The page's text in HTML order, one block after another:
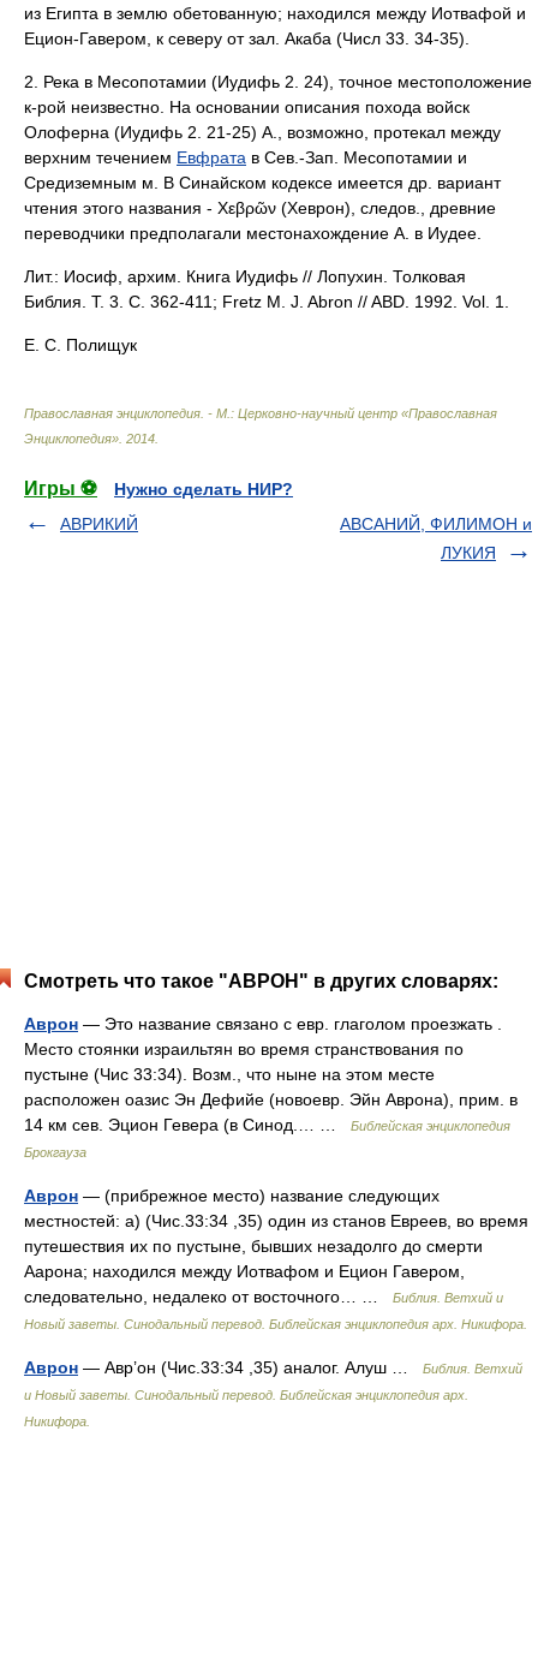
из Египта в землю обетованную; находился между Иотвафой и
Ецион-Гавером, к северу от зал. Акаба (Числ 33. 34-35).
2. Река в Месопотамии (Иудифь 2. 24), точное местоположение
к-рой неизвестно. На основании описания похода войск
Олоферна (Иудифь 2. 21-25) А., возможно, протекал между
верхним течением Евфрата в Сев.-Зап. Месопотамии и
Средиземным м. В Синайском кодексе имеется др. вариант
чтения этого названия - Χεβρῶν (Хеврон), следов., древние
переводчики предполагали местонахождение А. в Иудее.
Лит.: Иосиф, архим. Книга Иудифь // Лопухин. Толковая
Библия. Т. 3. С. 362-411; Fretz M. J. Abron // ABD. 1992. Vol. 1.
Е. С. Полищук
Православная энциклопедия. - М.: Церковно-научный центр «Православная
Энциклопедия» 2014
Игры ⚽
Нужно сделать НИР?
АВРИКИЙ
АВСАНИЙ, ФИЛИМОН и
ЛУКИЯ
Смотреть что такое "АВРОН" в других словарях:
Аврон — Это название связано с евр. глаголом проезжать .
Место стоянки израильтян во время странствования по
пустыне (Чис 33:34). Возм., что ныне на этом месте
расположен оазис Эн Дефийе (новоевр. Эйн Аврона), прим. в
14 км сев. Эцион Гевера (в Синод.… …
Библейская энциклопедия
Брокгауза
Аврон — (прибрежное место) название следующих
местностей: а) (Чис.33:34 ,35) один из станов Евреев, во время
путешествия их по пустыне, бывших незадолго до смерти
Аарона; находился между Иотвафом и Ецион Гавером,
следовательно, недалеко от восточного… …
Библия. Ветхий и
Новый заветы. Синодальный перевод. Библейская энциклопедия арх. Никифора.
Аврон — Авр’он (Чис.33:34 ,35) аналог. Алуш …
Библия. Ветхий
и Новый заветы. Синодальный перевод. Библейская энциклопедия арх.
Никифора.